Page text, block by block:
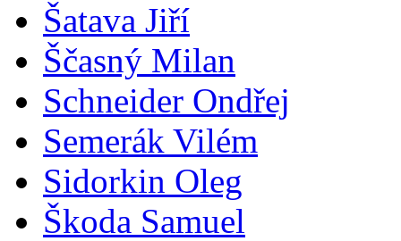
Šatava Jiří
Ščasný Milan
Schneider Ondřej
Semerák Vilém
Sidorkin Oleg
Škoda Samuel